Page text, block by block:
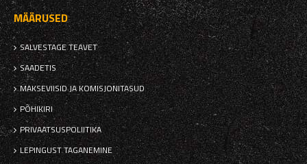
MÄÄRUSED
SALVESTAGE TEAVET
SAADETIS
MAKSEVIISID JA KOMISJONITASUD
PÕHIKIRI
PRIVAATSUSPOLIITIKA
LEPINGUST TAGANEMINE